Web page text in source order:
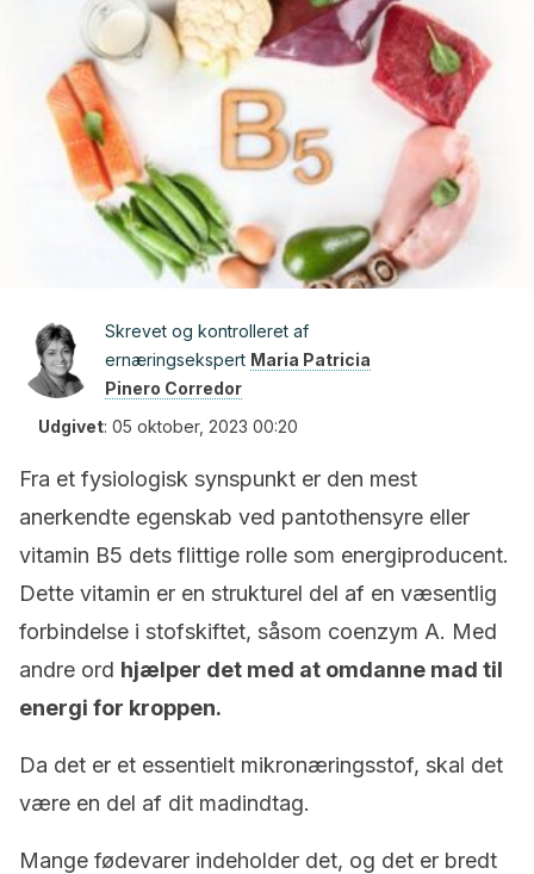
Skrevet og kontrolleret af
ernæringsekspert Maria Patricia
Pinero Corredor
Udgivet: 05 oktober, 2023 00:20
Fra et fysiologisk synspunkt er den mest
anerkendte egenskab ved pantothensyre eller
vitamin B5 dets flittige rolle som energiproducent.
Dette vitamin er en strukturel del af en væsentlig
forbindelse i stofskiftet, såsom coenzym A. Med
andre ord hjælper det med at omdanne mad til
energi for kroppen.
Da det er et essentielt mikronæringsstof, skal det
være en del af dit madindtag.
Mange fødevarer indeholder det, og det er bredt